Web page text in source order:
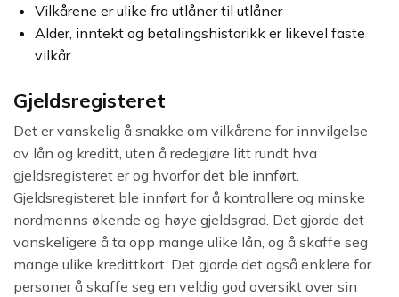
Vilkårene er ulike fra utlåner til utlåner
Alder, inntekt og betalingshistorikk er likevel faste
vilkår
Gjeldsregisteret
Det er vanskelig å snakke om vilkårene for innvilgelse
av lån og kreditt, uten å redegjøre litt rundt hva
gjeldsregisteret er og hvorfor det ble innført.
Gjeldsregisteret ble innført for å kontrollere og minske
nordmenns økende og høye gjeldsgrad. Det gjorde det
vanskeligere å ta opp mange ulike lån, og å skaffe seg
mange ulike kredittkort. Det gjorde det også enklere for
personer å skaffe seg en veldig god oversikt over sin